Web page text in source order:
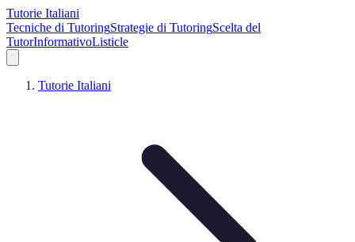
Tutorie Italiani
Tecniche di TutoringStrategie di TutoringScelta del
TutorInformativoListicle
Tutorie Italiani